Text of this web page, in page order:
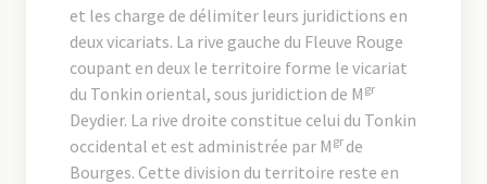
et les charge de délimiter leurs juridictions en
deux vicariats. La rive gauche du Fleuve Rouge
coupant en deux le territoire forme le vicariat
du Tonkin oriental, sous juridiction de M gr
Deydier. La rive droite constitue celui du Tonkin
occidental et est administrée par M gr de
Bourges. Cette division du territoire reste en